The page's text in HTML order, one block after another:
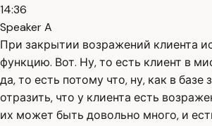
14:36
Speaker A
При закрытии возражений клиента
функцию. Вот. Ну, то есть клиент в
да, то есть потому что, ну, как в базе
отразить, что у клиента есть
их может быть довольно много, и